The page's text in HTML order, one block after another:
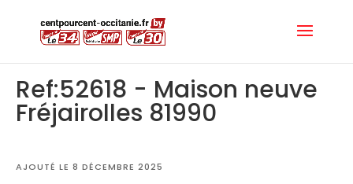
Ref:52618 - Maison neuve
Fréjairolles 81990
AJOUTÉ LE 8 DÉCEMBRE 2025